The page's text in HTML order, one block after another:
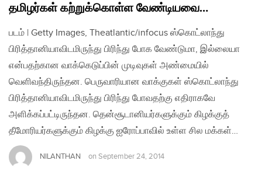
தமிழர்கள் கற்றுக்கொள்ள வேண்டியவை…
படம் | Getty Images, Theatlantic/infocus ஸ்கொட்லாந்து
பிரித்தானியாவிடமிருந்து பிரிந்து போக வேண்டுமா, இல்லையா
என்பதற்கான வாக்கெடுப்பின் முடிவுகள் அண்மையில்
வெளிவந்திருந்தன. பெருவாரியான வாக்குகள் ஸ்கொட்லாந்து
பிரித்தானியாவிடமிருந்து பிரிந்து போவதற்கு எதிராகவே
அளிக்கப்பட்டிருந்தன. தென்சூடானியர்களுக்கும் கிழக்குத்
தீமோரியர்களுக்கும் கிழக்கு ஐரோப்பாவில் உள்ள சில மக்கள்…
NILANTHAN on September 24, 2014